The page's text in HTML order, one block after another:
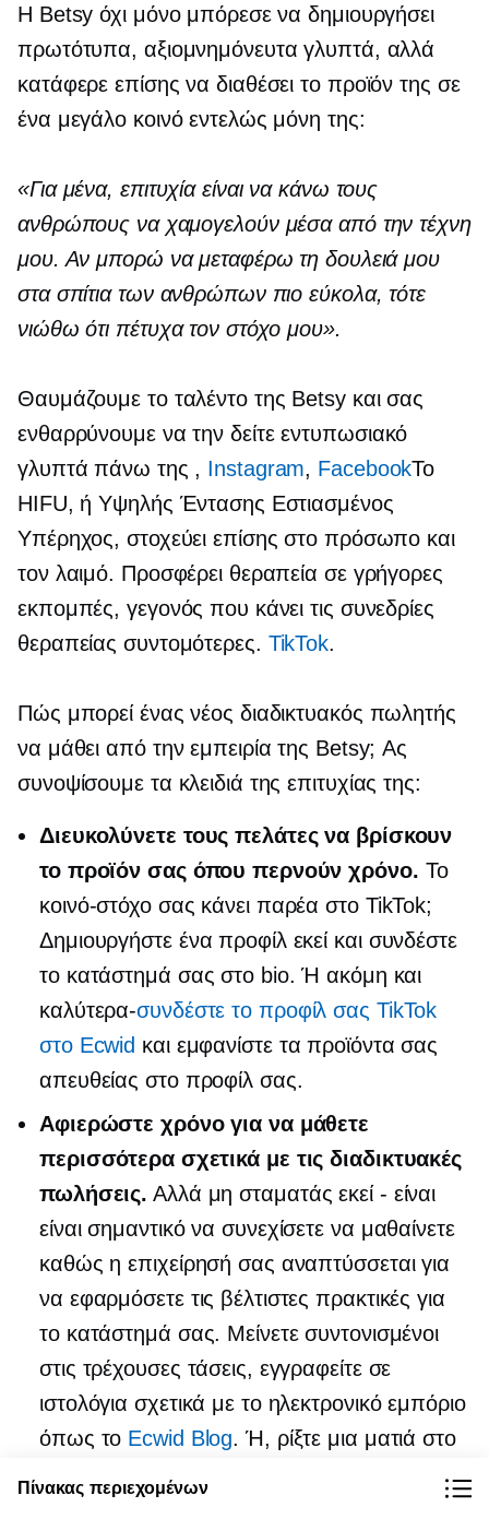
Η Betsy όχι μόνο μπόρεσε να δημιουργήσει
πρωτότυπα, αξιομνημόνευτα γλυπτά, αλλά
κατάφερε επίσης να διαθέσει το προϊόν της σε
ένα μεγάλο κοινό εντελώς μόνη της:
«Για μένα, επιτυχία είναι να κάνω τους
ανθρώπους να χαμογελούν μέσα από την τέχνη
μου. Αν μπορώ να μεταφέρω τη δουλειά μου
στα σπίτια των ανθρώπων πιο εύκολα, τότε
νιώθω ότι πέτυχα τον στόχο μου».
Θαυμάζουμε το ταλέντο της Betsy και σας
ενθαρρύνουμε να την δείτεεντυπωσιακό
γλυπτά πάνω της , Instagram, FacebookΤο
HIFU, ή Υψηλής Έντασης Εστιασμένος
Υπέρηχος, στοχεύει επίσης στο πρόσωπο και
τον λαιμό. Προσφέρει θεραπεία σε γρήγορες
εκπομπές, γεγονός που κάνει τις συνεδρίες
θεραπείας συντομότερες. TikTok.
Πώς μπορεί ένας νέος διαδικτυακός πωλητής
να μάθει από την εμπειρία της Betsy; Ας
συνοψίσουμε τα κλειδιά της επιτυχίας της:
Διευκολύνετε τους πελάτες να βρίσκουν
το προϊόν σας όπου περνούν χρόνο. Το
κοινό-στόχο σας κάνει παρέα στο TikTok;
Δημιουργήστε ένα προφίλ εκεί και συνδέστε
το κατάστημά σας στο bio. Ή ακόμη και
καλύτερα-συνδέστε το προφίλ σας TikTok
στο Ecwid και εμφανίστε τα προϊόντα σας
απευθείας στο προφίλ σας.
Αφιερώστε χρόνο για να μάθετε
περισσότερα σχετικά με τις διαδικτυακές
πωλήσεις. Αλλά μη σταματάςεκεί - είναι
είναι σημαντικό να συνεχίσετε να μαθαίνετε
καθώς η επιχείρησή σας αναπτύσσεται για
να εφαρμόσετε τις βέλτιστες πρακτικές για
το κατάστημά σας. Μείνετε συντονισμένοι
στις τρέχουσες τάσεις, εγγραφείτε σε
ιστολόγια σχετικά με το ηλεκτρονικό εμπόριο
όπως το Ecwid Blog. Ή, ρίξτε μια ματιά στο
Πίνακας περιεχομένων